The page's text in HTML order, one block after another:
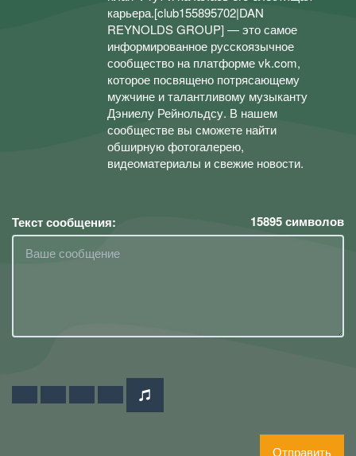
карьера.[club155895702|DAN
REYNOLDS GROUP] — это самое
информированное русскоязычное
сообщество на платформе vk.com,
которое посвящено потрясающему
мужчине и талантливому музыканту
Дэниелу Рейнольдсу. В нашем
сообществе вы сможете найти
обширную фотогалерею,
видеоматериалы и свежие новости.
Текст сообщения: 15895символов
Отправить